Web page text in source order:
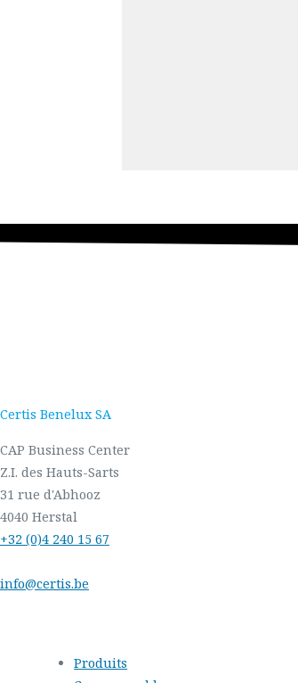
Certis Benelux SA
CAP Business Center
Z.I. des Hauts-Sarts
31 rue d'Abhooz
4040 Herstal
+32 (0)4 240 15 67
info@certis.be
Produits